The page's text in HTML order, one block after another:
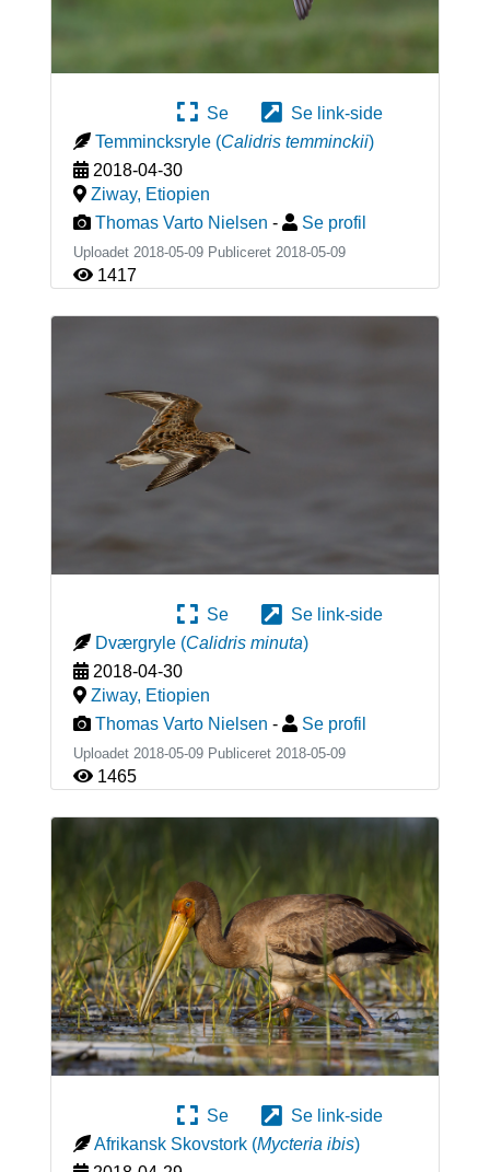
Se
Se link-side
Temmincksryle (Calidris temminckii)
2018-04-30
Ziway, Etiopien
Thomas Varto Nielsen - Se profil
Uploadet 2018-05-09 Publiceret 2018-05-09
1417
Se
Se link-side
Dværgryle (Calidris minuta)
2018-04-30
Ziway, Etiopien
Thomas Varto Nielsen - Se profil
Uploadet 2018-05-09 Publiceret 2018-05-09
1465
Se
Se link-side
Afrikansk Skovstork (Mycteria ibis)